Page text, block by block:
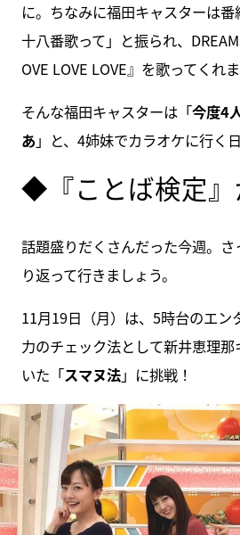
に。ちなみに福田キャスターは
十八番歌って」と振られ、
OVE LOVE LOVE』を歌ってくれま
そんな福田キャスターは「今度4
あ 」と、4姉妹でカラオケに行く
◆『ことば検定』
話題盛りだくさんだった今週。
り返って行きましょう。
11月19日（月）は、5時台のエン
力のチェック法として新井恵理
いた「スマヌ法」に挑戦！